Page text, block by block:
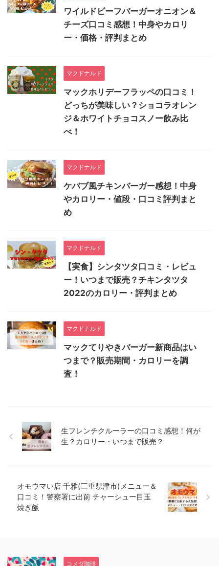
ワイルドビーフバーガーオニオン＆
チーズ口コミ感想！中身やカロリ
ー・価格・評判まとめ
マクドナルド
マックホリデーフラッペの口コミ！
どっちが美味しい？ショコラオレン
ジ＆ホワイトチョコスノー飲み比
べ！
マクドナルド
ケバブ風チキンバーガー感想！中身
やカロリー・値段・口コミ評判まと
め
マクドナルド
【実食】シンタツタ口コミ・レビュ
ー！いつまで販売？チキンタツタ
2022のカロリー・評判まとめ
マクドナルド
マックてりやきバーガー新商品はい
つまで？販売期間・カロリーを調
査！
生フレンチクルーラーの口コミ感想！何が
生？カロリー・いつまで販売？
オモウマい店 千雅(三重県津市)メニュー＆
口コミ！警察署に出前 チャーシュー目玉
焼き飯
コメダ珈琲